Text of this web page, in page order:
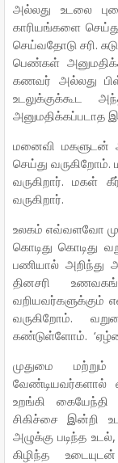
அல்லது உடலை
காரியங்களை
செய்வதோடு சரி.
பெண்கள்
கணவர் அல்லது
உடலுக்குக்கூட
அனுமதிக்கப்படாத
மனைவி
செய்து
வருகிறார். மகள்
வருகிறார்.
உலகம் எவ்வளவோ
கொடிது கொடிது
பணியால்
தினசரி
வறியவர்களுக்கும்
வருகிறோம்.
கண்டுள்ளோம்.
முதுமை
வேண்டியவர்களால்
உறங்கி கையேந்தி
சிகிச்சை இன்றி
அழுக்கு படிந்த
கிழிந்த